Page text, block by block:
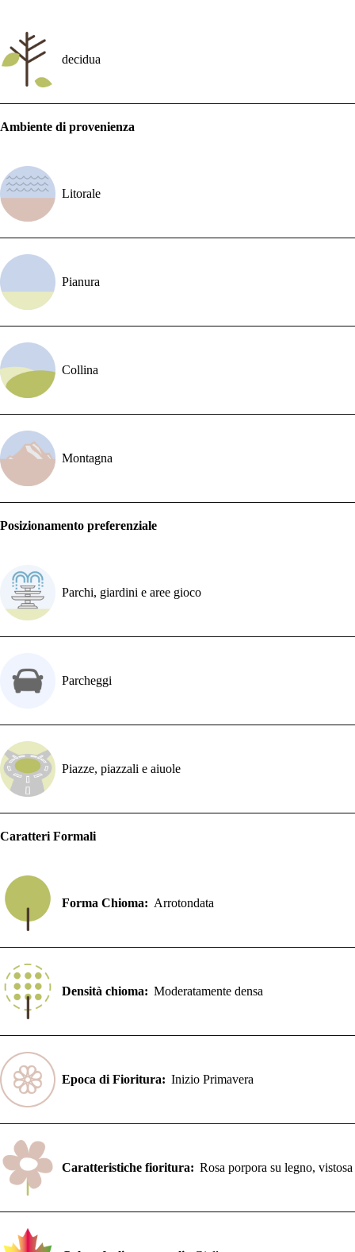
decidua
Ambiente di provenienza
Litorale
Pianura
Collina
Montagna
Posizionamento preferenziale
Parchi, giardini e aree gioco
Parcheggi
Piazze, piazzali e aiuole
Caratteri Formali
Forma Chioma: Arrotondata
Densità chioma: Moderatamente densa
Epoca di Fioritura: Inizio Primavera
Caratteristiche fioritura: Rosa porpora su legno, vistosa